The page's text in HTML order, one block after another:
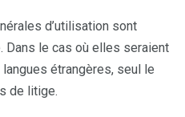
d’utilisation sont
Dans le cas où elles seraient
étrangères, seul le
de litige.